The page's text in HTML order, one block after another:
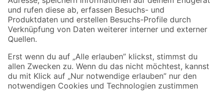
Zahlungsarten Versandarten
Sicher einkaufen
Jetzt die toom-App herunterladen